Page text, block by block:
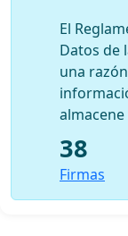
El
Datos de
una
38
Firmas